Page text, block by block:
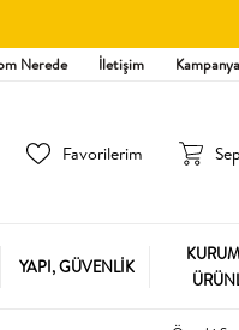
Nerede İletişim
Favorilerim
YAPI, GÜVENLİK